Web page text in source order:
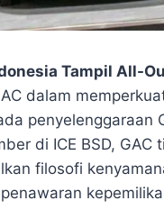
Tampil All-
dalam
penyelenggaraan
di ICE BSD,
filosofi